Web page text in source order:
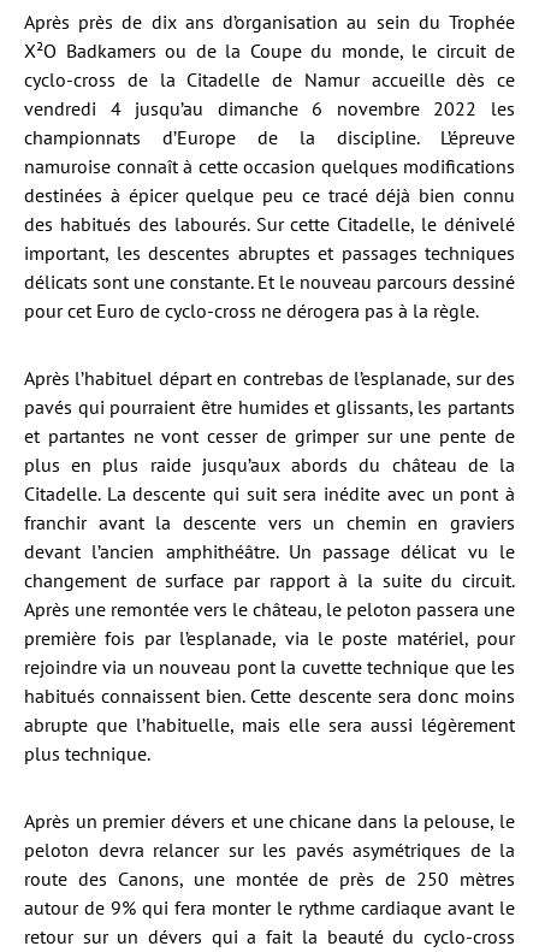
Après près de dix ans d’organisation au sein du Trophée
X²O Badkamers ou de la Coupe du monde, le circuit de
cyclo-cross de la Citadelle de Namur accueille dès ce
vendredi 4 jusqu’au dimanche 6 novembre 2022 les
championnats d’Europe de la discipline. L’épreuve
namuroise connaît à cette occasion quelques modifications
destinées à épicer quelque peu ce tracé déjà bien connu
des habitués des labourés. Sur cette Citadelle, le dénivelé
important, les descentes abruptes et passages techniques
délicats sont une constante. Et le nouveau parcours dessiné
pour cet Euro de cyclo-cross ne dérogera pas à la règle.
Après l’habituel départ en contrebas de l’esplanade, sur des
pavés qui pourraient être humides et glissants, les partants
et partantes ne vont cesser de grimper sur une pente de
plus en plus raide jusqu’aux abords du château de la
Citadelle. La descente qui suit sera inédite avec un pont à
franchir avant la descente vers un chemin en graviers
devant l’ancien amphithéâtre. Un passage délicat vu le
changement de surface par rapport à la suite du circuit.
Après une remontée vers le château, le peloton passera une
première fois par l’esplanade, via le poste matériel, pour
rejoindre via un nouveau pont la cuvette technique que les
habitués connaissent bien. Cette descente sera donc moins
abrupte que l’habituelle, mais elle sera aussi légèrement
plus technique.
Après un premier dévers et une chicane dans la pelouse, le
peloton devra relancer sur les pavés asymétriques de la
route des Canons, une montée de près de 250 mètres
autour de 9% qui fera monter le rythme cardiaque avant le
retour sur un dévers qui a fait la beauté du cyclo-cross